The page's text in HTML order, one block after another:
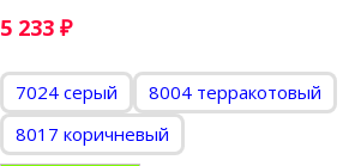
5 233 ₽
7024 серый
8004 терракотовый
8017 коричневый